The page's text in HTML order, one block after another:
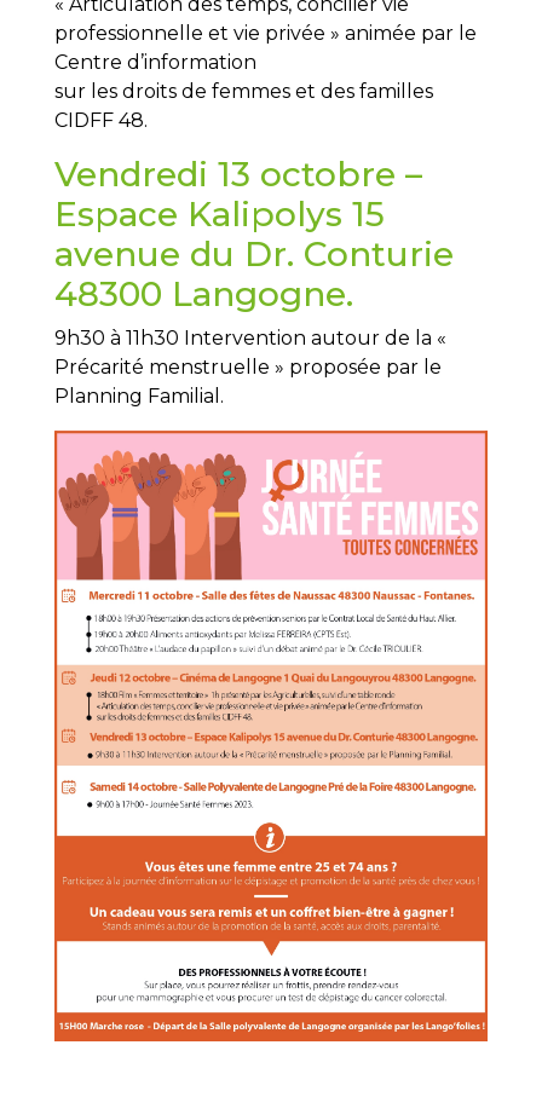
professionnelle et vie privée » animée par le
Centre d’information
sur les droits de femmes et des familles
CIDFF 48.
Vendredi 13 octobre –
Espace Kalipolys 15
avenue du Dr. Conturie
48300 Langogne.
9h30 à 11h30 Intervention autour de la «
Précarité menstruelle » proposée par le
Planning Familial.